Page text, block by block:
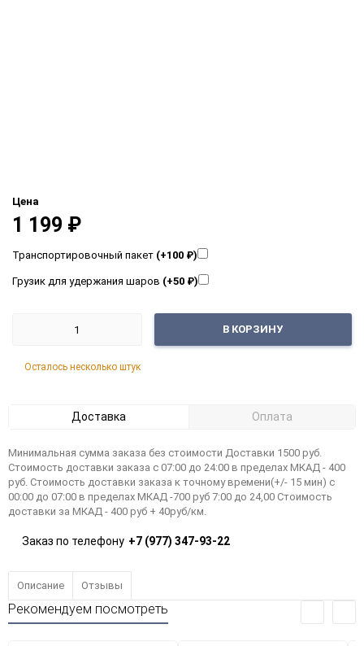
Цена
1 199 ₽
Транспортировочный пакет (+100 ₽)
Грузик для удержания шаров (+50 ₽)
В КОРЗИНУ
Осталось несколько штук
Доставка Оплата
Минимальная сумма заказа без стоимости Доставки 1500 руб.
Стоимость доставки заказа с 07:00 до 24:00 в пределах МКАД - 400
руб. Стоимость доставки заказа к точному времени(+/- 15 мин) с
00:00 до 07:00 в пределах МКАД -700 руб 7:00 до 24,00 Стоимость
доставки за МКАД - 400 руб + 40руб/км.
Заказ по телефону +7 (977) 347-93-22
Описание Отзывы
Рекомендуем посмотреть